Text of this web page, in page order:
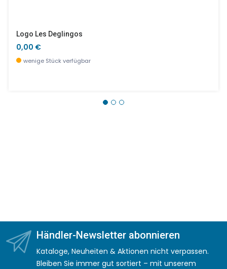
Logo Les Deglingos
0,00 €
wenige Stück verfügbar
Händler-Newsletter abonnieren
Kataloge, Neuheiten & Aktionen nicht verpassen.
Bleiben Sie immer gut sortiert – mit unserem